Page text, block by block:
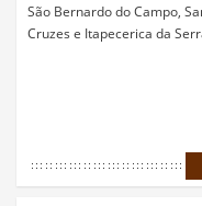
São Bernardo do Campo,
Cruzes e Itapecerica da